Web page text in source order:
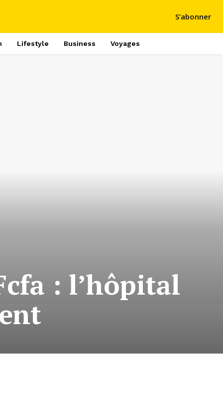
S’abonner
Lifestyle Business Voyages
: l’hôpital